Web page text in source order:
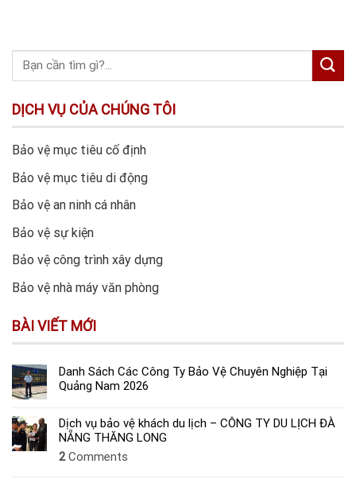
DỊCH VỤ CỦA CHÚNG TÔI
Bảo vệ mục tiêu cố định
Bảo vệ mục tiêu di động
Bảo vệ an ninh cá nhân
Bảo vệ sự kiện
Bảo vệ công trình xây dựng
Bảo vệ nhà máy văn phòng
BÀI VIẾT MỚI
Danh Sách Các Công Ty Bảo Vệ Chuyên Nghiệp Tại
Quảng Nam 2026
Dịch vụ bảo vệ khách du lịch – CÔNG TY DU LỊCH ĐÀ
NẴNG THĂNG LONG
2Comments